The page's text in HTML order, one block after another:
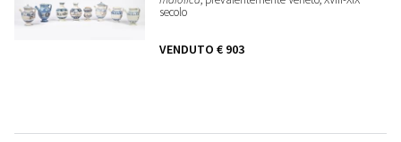
secolo
VENDUTO € 903